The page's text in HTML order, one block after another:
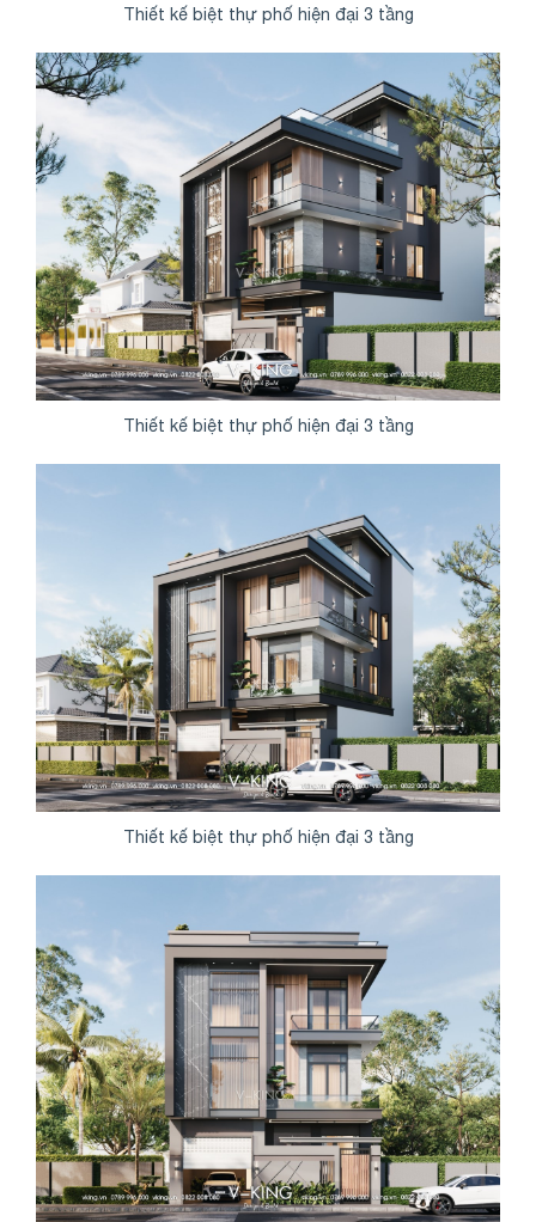
Thiết kế biệt thự phố hiện đại 3 tầng
Thiết kế biệt thự phố hiện đại 3 tầng
Thiết kế biệt thự phố hiện đại 3 tầng